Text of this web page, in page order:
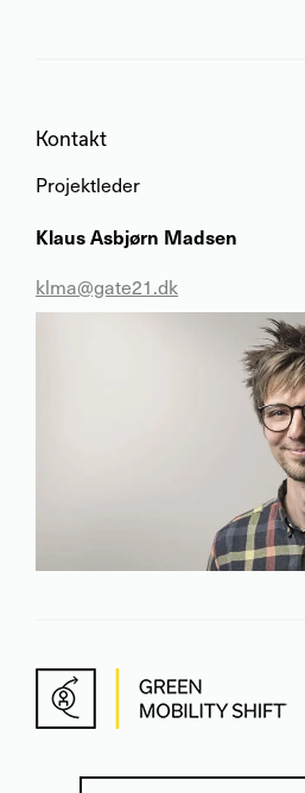
Kontakt
Projektleder
Klaus Asbjørn Madsen
klma@gate21.dk